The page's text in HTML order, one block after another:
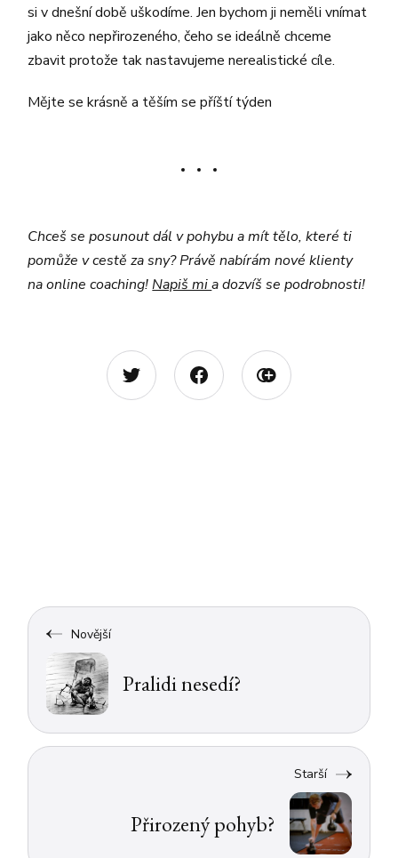
si v dnešní době uškodíme. Jen bychom ji neměli vnímat
jako něco nepřirozeného, čeho se ideálně chceme
zbavit protože tak nastavujeme nerealistické cíle.
Mějte se krásně a těším se příští týden
Chceš se posunout dál v pohybu a mít tělo, které ti
pomůže v cestě za sny? Právě nabírám nové klienty
na online coaching!Napiš mia dozvíš se podrobnosti!
Novější
Pralidi nesedí?
Starší
Přirozený pohyb?